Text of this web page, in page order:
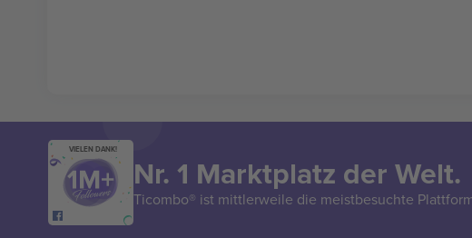
VIELEN DANK!
Nr. 1 Marktplatz der Welt.
Ticombo® ist mittlerweile die meistbesuchte